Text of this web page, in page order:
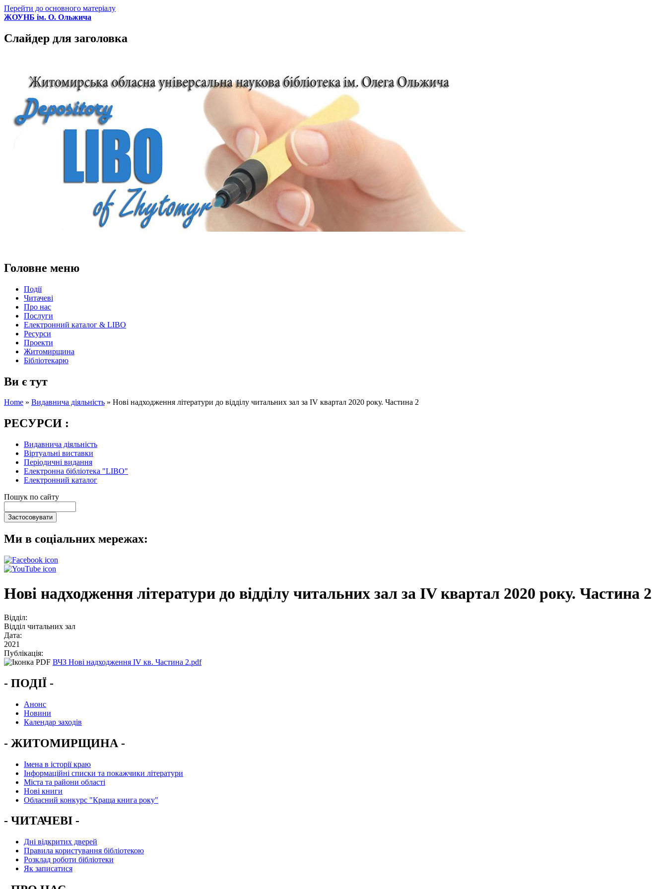
Перейти до основного матеріалу
ЖОУНБ ім. О. Ольжича
Слайдер для заголовка
Головне меню
Події
Читачеві
Про нас
Послуги
Електронний каталог & LIBO
Ресурси
Проекти
Житомирщина
Бібліотекарю
Ви є тут
Home » Видавнича діяльність » Нові надходження літератури до відділу читальних зал за IV квартал 2020 року. Частина 2
РЕСУРСИ :
Видавнича діяльність
Віртуальні виставки
Періодичні видання
Електронна бібліотека "LIBO"
Електронний каталог
Пошук по сайту
Ми в соціальних мережах:
Нові надходження літератури до відділу читальних зал за IV квартал 2020 року. Частина 2
Відділ:
Відділ читальних зал
Дата:
2021
Публікація:
ВЧЗ Нові надходження IV кв. Частина 2.pdf
- ПОДІЇ -
Анонс
Новини
Календар заходів
- ЖИТОМИРЩИНА -
Імена в історії краю
Інформаційні списки та покажчики літератури
Міста та райони області
Нові книги
Обласний конкурс "Краща книга року"
- ЧИТАЧЕВІ -
Дні відкритих дверей
Правила користування бібліотекою
Розклад роботи бібліотеки
Як записатися